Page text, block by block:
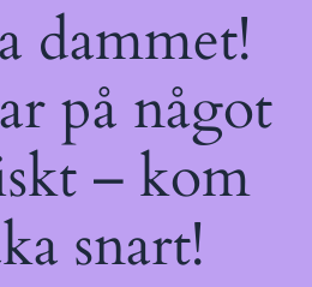
dammet!
på något
– kom
snart!